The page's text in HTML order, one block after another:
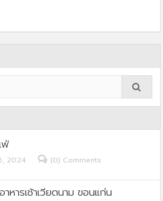
ฟ่
2024 (0) Comments
หารเช้าเวียดนาม ขอนแก่น